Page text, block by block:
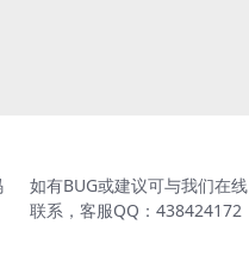
如有BUG或建议可与我们在线
联系，客服QQ：438424172